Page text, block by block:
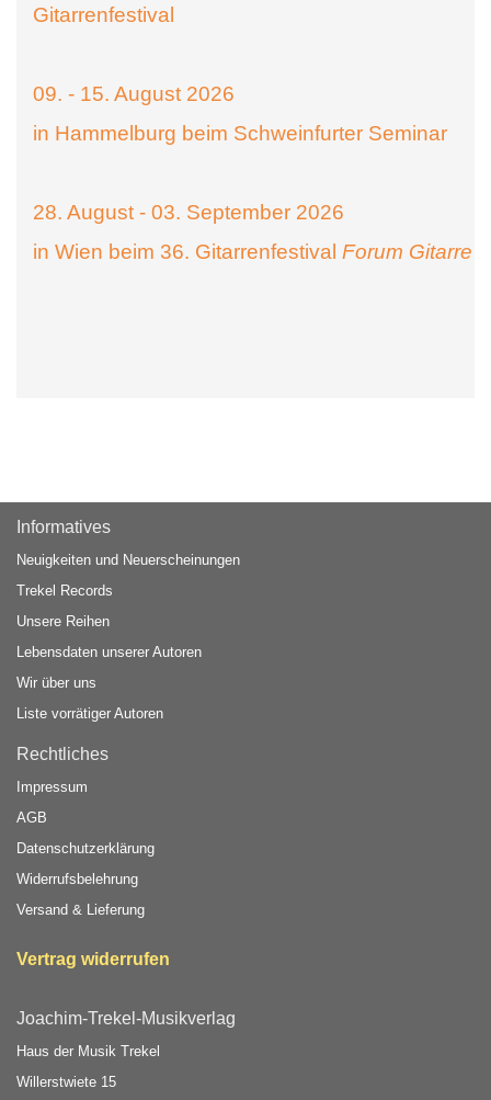
Gitarrenfestival
09. - 15. August 2026
in Hammelburg beim Schweinfurter Seminar
28. August - 03. September 2026
in Wien beim 36. Gitarrenfestival Forum Gitarre
Informatives
Neuigkeiten und Neuerscheinungen
Trekel Records
Unsere Reihen
Lebensdaten unserer Autoren
Wir über uns
Liste vorrätiger Autoren
Rechtliches
Impressum
AGB
Datenschutzerklärung
Widerrufsbelehrung
Versand & Lieferung
Vertrag widerrufen
Joachim-Trekel-Musikverlag
Haus der Musik Trekel
Willerstwiete 15